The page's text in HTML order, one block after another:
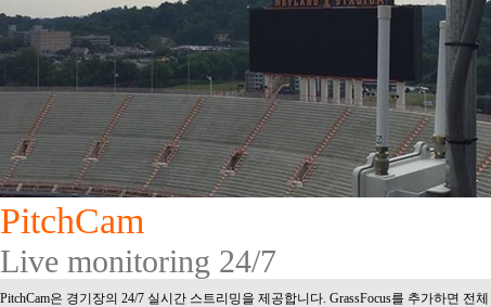
PitchCam
Live monitoring 24/7
PitchCam은 경기장의 24/7 실시간 스트리밍을 제공합니다. GrassFocus를 추가하면 전